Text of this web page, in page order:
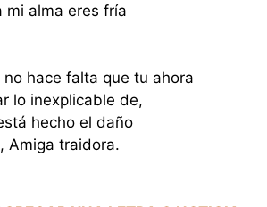
mi alma eres fría
hace falta que tu ahora
lo inexplicable de,
hecho el daño
Amiga traidora.